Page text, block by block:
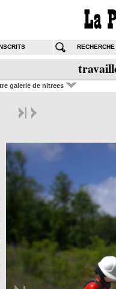
RECHERCHE
galerie de nitrees